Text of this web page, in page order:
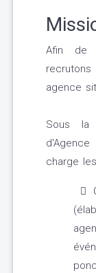
Afin de
recrutons
agence
Sous la
charge